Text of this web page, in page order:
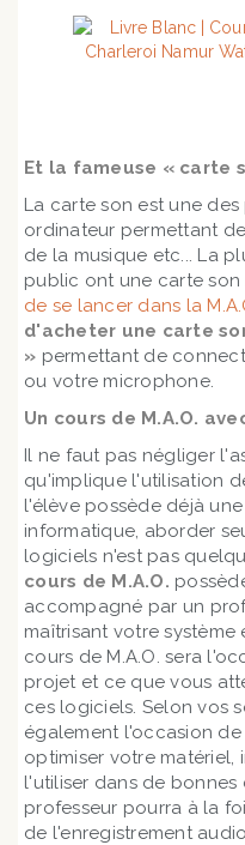
Et la fameuse « carte
La carte son est une
ordinateur permettant
de la musique etc... La
public ont une carte son
de se lancer dans la
d'acheter une carte
» permettant de
ou votre microphone.
Un cours de M.A.O.
Il ne faut pas négliger
qu'implique l'utilisation
l'élève possède déjà
informatique, aborder
logiciels n'est pas
cours de M.A.O.
accompagné par un
maîtrisant votre
cours de M.A.O. sera
projet et ce que vous
ces logiciels. Selon vos
également l'occasion
optimiser votre matériel,
l'utiliser dans de bonnes
professeur pourra à la
de l'enregistrement